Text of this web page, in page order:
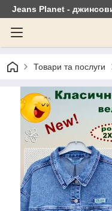
Jeans Planet -
Товари та послуги